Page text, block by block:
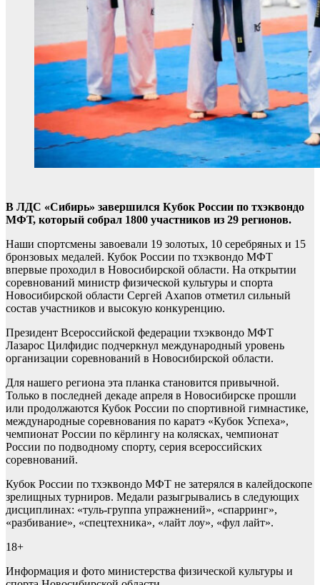
В ЛДС «Сибирь» завершился Кубок России по тхэквондо
МФТ, который собрал 1800 участников из 29 регионов.
Наши спортсмены завоевали 19 золотых, 10 серебряных и 15
бронзовых медалей. Кубок России по тхэквондо МФТ
впервые проходил в Новосибирской области. На открытии
соревнований министр физической культуры и спорта
Новосибирской области Сергей Ахапов отметил сильный
состав участников и высокую конкуренцию.
Президент Всероссийской федерации тхэквондо МФТ
Лазарос Цилфидис подчеркнул международный уровень
организации соревнований в Новосибирской области.
Для нашего региона эта планка становится привычной.
Только в последней декаде апреля в Новосибирске прошли
или продолжаются Кубок России по спортивной гимнастике,
международные соревнования по каратэ «Кубок Успеха»,
чемпионат России по кёрлингу на колясках, чемпионат
России по подводному спорту, серия всероссийских
соревнований.
Кубок России по тхэквондо МФТ не затерялся в калейдоскопе
зрелищных турниров. Медали разыгрывались в следующих
дисциплинах: «туль-группа упражнений», «спарринг»,
«разбивание», «cпецтехника», «лайт лоу», «фул лайт».
18+
Информация и фото министерства физической культуры и